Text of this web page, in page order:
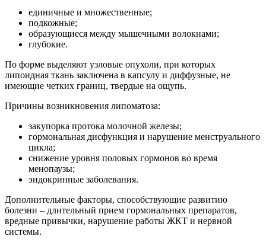
единичные и множественные;
подкожные;
образующиеся между мышечными волокнами;
глубокие.
По форме выделяют узловые опухоли, при которых
липоидная ткань заключена в капсулу и диффузные, не
имеющие четких границ, твердые на ощупь.
Причины возникновения липоматоза:
закупорка протока молочной железы;
гормональная дисфункция и нарушение менструального
цикла;
снижение уровня половых гормонов во время
менопаузы;
эндокринные заболевания.
Дополнительные факторы, способствующие развитию
болезни – длительный прием гормональных препаратов,
вредные привычки, нарушение работы ЖКТ и нервной
системы.